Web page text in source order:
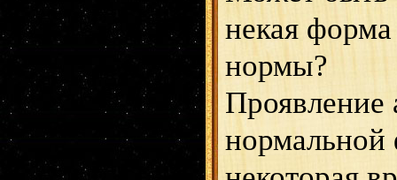
некая
нормы?
Проявление
нормальной